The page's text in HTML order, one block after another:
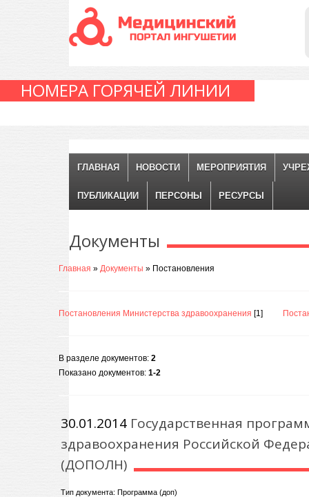
НОМЕРА ГОРЯЧЕЙ ЛИНИИ
ГЛАВНАЯ НОВОСТИ МЕРОПРИЯТИЯ
ПУБЛИКАЦИИ ПЕРСОНЫ РЕСУРСЫ
Документы
Главная » Документы » Постановления
Постановления Министерства здравоохранения [1]
В разделе документов: 2
Показано документов: 1-2
30.01.2014 Государственная
здравоохранения Российской
(ДОПОЛН)
Тип документа: Программа (доп)